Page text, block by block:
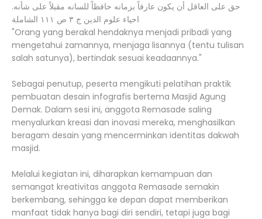
حق على العاقل أن يكون عارفاً بزمانه حافظاً للسانه مقبلاً على شأنه.
احياء علوم الدين ج ٣ ص ١١١ الشاملة
"Orang yang berakal hendaknya menjadi pribadi yang
mengetahui zamannya, menjaga lisannya (tentu tulisan
salah satunya), bertindak sesuai keadaannya."
Sebagai penutup, peserta mengikuti pelatihan praktik
pembuatan desain infografis bertema Masjid Agung
Demak. Dalam sesi ini, anggota Remasade saling
menyalurkan kreasi dan inovasi mereka, menghasilkan
beragam desain yang mencerminkan identitas dakwah
masjid.
Melalui kegiatan ini, diharapkan kemampuan dan
semangat kreativitas anggota Remasade semakin
berkembang, sehingga ke depan dapat memberikan
manfaat tidak hanya bagi diri sendiri, tetapi juga bagi